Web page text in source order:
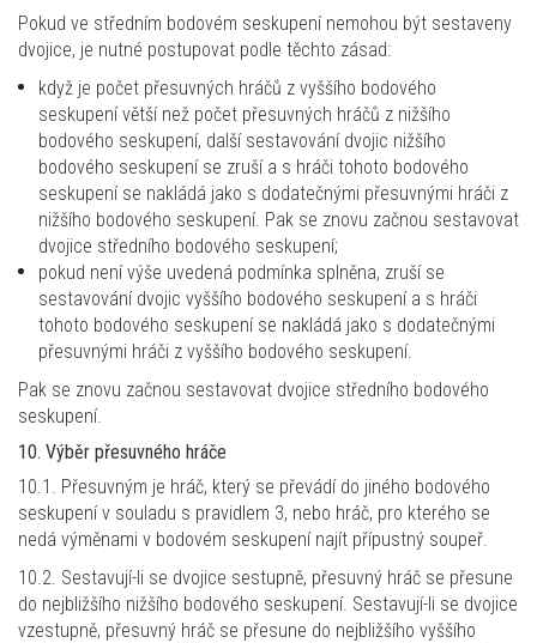
Pokud ve středním bodovém seskupení nemohou být sestaveny
dvojice, je nutné postupovat podle těchto zásad:
když je počet přesuvných hráčů z vyššího bodového
seskupení větší než počet přesuvných hráčů z nižšího
bodového seskupení, další sestavování dvojic nižšího
bodového seskupení se zruší a s hráči tohoto bodového
seskupení se nakládá jako s dodatečnými přesuvnými hráči z
nižšího bodového seskupení. Pak se znovu začnou sestavovat
dvojice středního bodového seskupení;
pokud není výše uvedená podmínka splněna, zruší se
sestavování dvojic vyššího bodového seskupení a s hráči
tohoto bodového seskupení se nakládá jako s dodatečnými
přesuvnými hráči z vyššího bodového seskupení.
Pak se znovu začnou sestavovat dvojice středního bodového
seskupení.
10. Výběr přesuvného hráče
10.1. Přesuvným je hráč, který se převádí do jiného bodového
seskupení v souladu s pravidlem 3, nebo hráč, pro kterého se
nedá výměnami v bodovém seskupení najít přípustný soupeř.
10.2. Sestavují-li se dvojice sestupně, přesuvný hráč se přesune
do nejbližšího nižšího bodového seskupení. Sestavují-li se dvojice
vzestupně, přesuvný hráč se přesune do nejbližšího vyššího